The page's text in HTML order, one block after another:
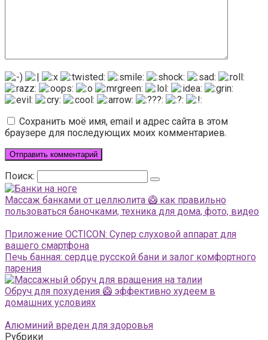
Сохранить моё имя, email и адрес сайта в этом
браузере для последующих моих комментариев.
Поиск:
Массаж банками от целлюлита 🥝 как правильно
пользоваться баночками, техника для дома, фото, видео
Приложение OCTICON: Супер слуховой аппарат для
вашего смартфона
Печь банная: сердце русской бани и залог комфортного
парения
Обруч для похудения 🥝 эффективно худеем в
домашних условиях
Алюминий вреден для здоровья
Рубрики